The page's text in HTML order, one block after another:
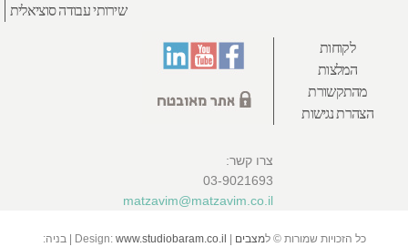
שירותי עבודה סוציאלית
לקוחות
המלצות
מהתקשורת
הצהרת נגישות
צרו קשר:
03-9021693
matzavim@matzavim.co.il
כל הזכויות שמורות © למצבים | Design:
www.studiobaram.co.il | בניה: